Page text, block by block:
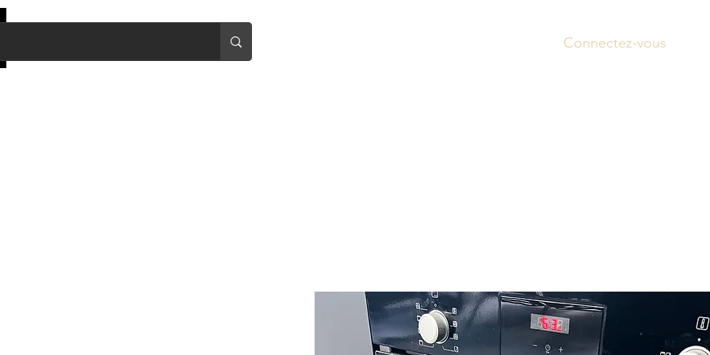
Connectez-vous